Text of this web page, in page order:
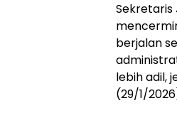
Sekretaris
berjalan
lebih adil,
(29/1/